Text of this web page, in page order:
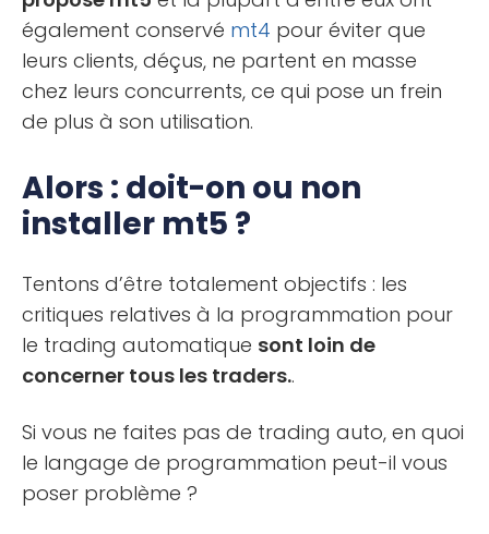
également conservé mt4 pour éviter que
leurs clients, déçus, ne partent en masse
chez leurs concurrents, ce qui pose un frein
de plus à son utilisation.
Alors : doit-on ou non
installer mt5 ?
Tentons d’être totalement objectifs : les
critiques relatives à la programmation pour
le trading automatique sont loin de
concerner tous les traders..
Si vous ne faites pas de trading auto, en quoi
le langage de programmation peut-il vous
poser problème ?